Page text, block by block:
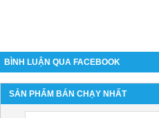
BÌNH LUẬN QUA FACEBOOK
SẢN PHẨM BÁN CHẠY NHẤT